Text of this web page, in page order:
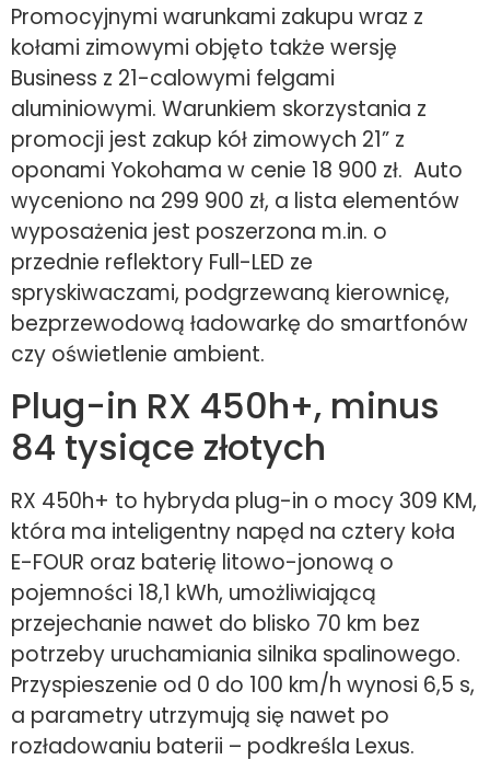
Promocyjnymi warunkami zakupu wraz z
kołami zimowymi objęto także wersję
Business z 21-calowymi felgami
aluminiowymi. Warunkiem skorzystania z
promocji jest zakup kół zimowych 21” z
oponami Yokohama w cenie 18 900 zł. Auto
wyceniono na 299 900 zł, a lista elementów
wyposażenia jest poszerzona m.in. o
przednie reflektory Full-LED ze
spryskiwaczami, podgrzewaną kierownicę,
bezprzewodową ładowarkę do smartfonów
czy oświetlenie ambient.
Plug-in RX 450h+, minus
84 tysiące złotych
RX 450h+ to hybryda plug-in o mocy 309 KM,
która ma inteligentny napęd na cztery koła
E-FOUR oraz baterię litowo-jonową o
pojemności 18,1 kWh, umożliwiającą
przejechanie nawet do blisko 70 km bez
potrzeby uruchamiania silnika spalinowego.
Przyspieszenie od 0 do 100 km/h wynosi 6,5 s,
a parametry utrzymują się nawet po
rozładowaniu baterii – podkreśla Lexus.